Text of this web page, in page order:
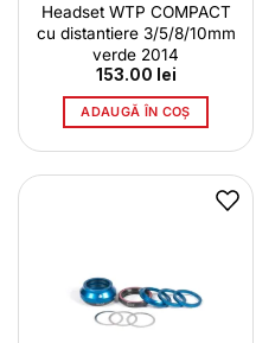
Headset WTP COMPACT
cu distantiere 3/5/8/10mm
verde 2014
153.00 lei
ADAUGĂ ÎN COȘ